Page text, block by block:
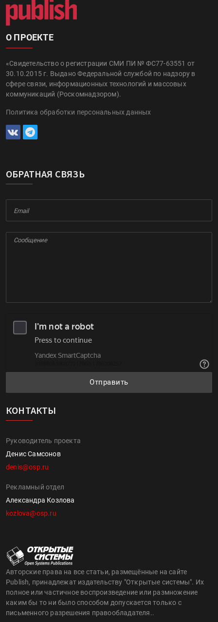
О ПРОЕКТЕ
«Свидетельство о регистрации СМИ ПИ № ФС77-63551 от
30.10.2015 г. Выдано Федеральной службой по надзору в
сфере связи, информационных технологий и массовых
коммуникаций (Роскомнадзором).
Политика обработки персональных данных
ОБРАТНАЯ СВЯЗЬ
Отправить
КОНТАКТЫ
Руководитель проекта
Денис Самсонов
denis@osp.ru
Рекламный отдел
Александра Козлова
kozlova@osp.ru
Авторские права на все статьи, размещённые на сайте
Publish, принадлежат издательству "Открытые системы". Их
полное или частичное воспроизведение или размножение
каким бы то ни было способом допускается только с
письменного разрешения правообладателя..